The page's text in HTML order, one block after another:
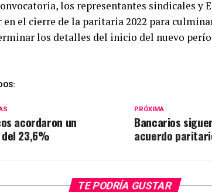
los representantes sindicales y
en el cierre de la paritaria 2022 para
los detalles del inicio del nuevo
PRÓXIMA
Bancarios
acuerdo
acordaron un
23,6%
TE PODRÍA GUSTAR